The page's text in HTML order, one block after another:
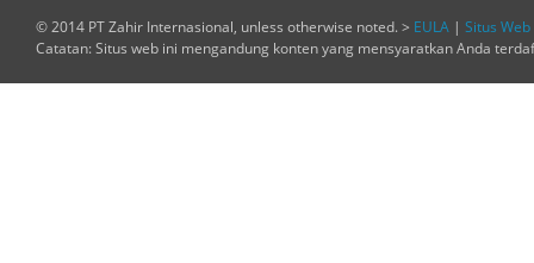
© 2014 PT Zahir Internasional, unless otherwise noted. > EULA | Situs
Catatan: Situs web ini mengandung konten yang mensyaratkan Anda